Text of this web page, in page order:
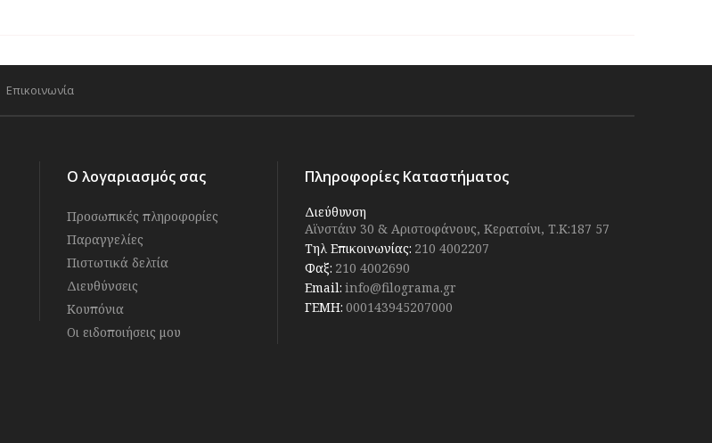
Επικοινωνία
Ο λογαριασμός σας
Προσωπικές πληροφορίες
Παραγγελίες
Πιστωτικά δελτία
Διευθύνσεις
Κουπόνια
Οι ειδοποιήσεις μου
Πληροφορίες Καταστήματος
Διεύθυνση
Αϊνστάιν 30 & Αριστοφάνους, Κερατσίνι, Τ.Κ:187 57
Τηλ Επικοινωνίας: 210 4002207
Φαξ: 210 4002690
Email: info@filograma.gr
ΓΕΜΗ: 000143945207000